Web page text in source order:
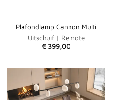
Plafondlamp Cannon Multi
Uitschuif | Remote
€ 399,00